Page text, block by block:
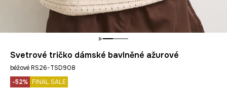
Svetrové tričko dámské bavlněné ažurové
béžové RS26-TSD908
-52% FINAL SALE